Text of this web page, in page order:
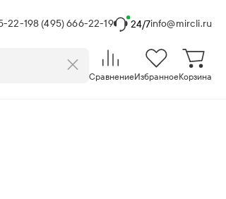
22-198 (495) 666-22-19 24/7info@mircli.ru
СравнениеИзбранноеКорзина